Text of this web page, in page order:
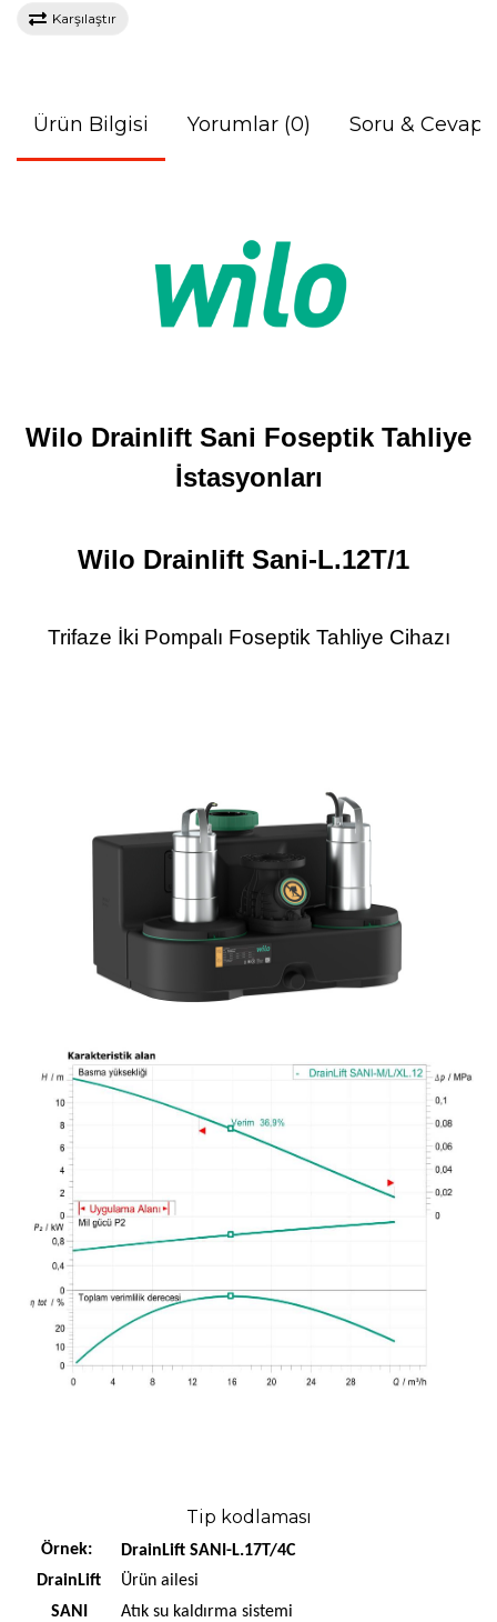
Karşılaştır
Ürün Bilgisi Yorumlar (0) Soru & Cevap
Wilo Drainlift Sani Foseptik Tahliye
İstasyonları
Wilo Drainlift Sani-L.12T/1
Trifaze İki Pompalı Foseptik Tahliye Cihazı
Tip kodlaması
Örnek:
DrainLift SANI-L.17T/4C
DrainLift
Ürün ailesi
SANI
Atık su kaldırma sistemi